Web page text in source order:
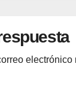
electrónico